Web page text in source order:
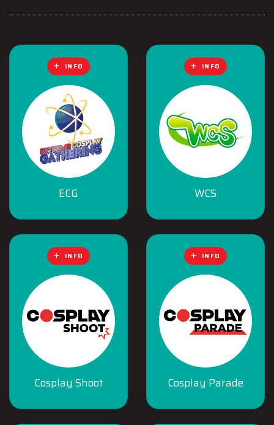
INFO
ECG
INFO
WCS
INFO
Cosplay Shoot
INFO
Cosplay Parade